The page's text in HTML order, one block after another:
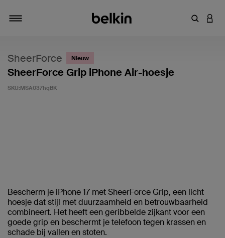
SheerForce Nieuw
SheerForce Grip iPhone Air-hoesje
SKU:MSA037hqBK
Bescherm je iPhone 17 met SheerForce Grip, een licht
hoesje dat stijl met duurzaamheid en betrouwbaarheid
combineert. Het heeft een geribbelde zijkant voor een
goede grip en beschermt je telefoon tegen krassen en
schade bij vallen en stoten.